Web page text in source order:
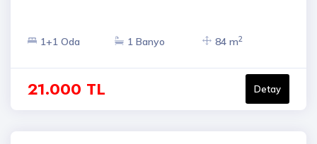
1+1 Oda 1 Banyo 84 m2
21.000 TL Detay